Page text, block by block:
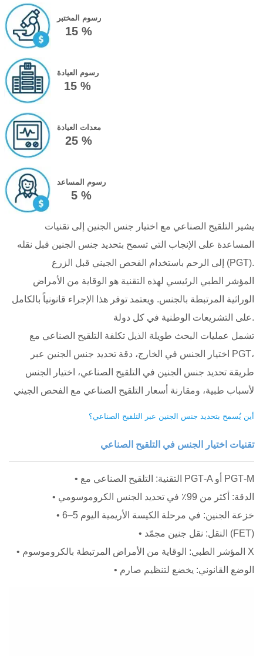
رسوم المختبر
15 %
رسوم العيادة
15 %
معدات العيادة
25 %
رسوم المساعد
5 %
يشير التلقيح الصناعي مع اختيار جنس الجنين إلى تقنيات
المساعدة على الإنجاب التي تسمح بتحديد جنس الجنين قبل نقله
إلى الرحم باستخدام الفحص الجيني قبل الزرع (PGT).
المؤشر الطبي الرئيسي لهذه التقنية هو الوقاية من الأمراض
الوراثية المرتبطة بالجنس. ويعتمد توفر هذا الإجراء قانونياً بالكامل
على التشريعات الوطنية في كل دولة.
تشمل عمليات البحث طويلة الذيل تكلفة التلقيح الصناعي مع
اختيار الجنس في الخارج، دقة تحديد جنس الجنين عبر PGT،
طريقة تحديد جنس الجنين في التلقيح الصناعي، اختيار الجنس
لأسباب طبية، ومقارنة أسعار التلقيح الصناعي مع الفحص الجيني
أين يُسمح بتحديد جنس الجنين عبر التلقيح الصناعي؟
تقنيات اختيار الجنس في التلقيح الصناعي
• التقنية: التلقيح الصناعي مع PGT‑A أو PGT‑M
• الدقة: أكثر من 99٪ في تحديد الجنس الكروموسومي
• خزعة الجنين: في مرحلة الكيسة الأريمية اليوم 5–6
• النقل: نقل جنين مجمّد (FET)
• المؤشر الطبي: الوقاية من الأمراض المرتبطة بالكروموسوم X
• الوضع القانوني: يخضع لتنظيم صارم